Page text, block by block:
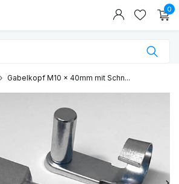
0
Gabelkopf M10 x 40mm mit Schn...